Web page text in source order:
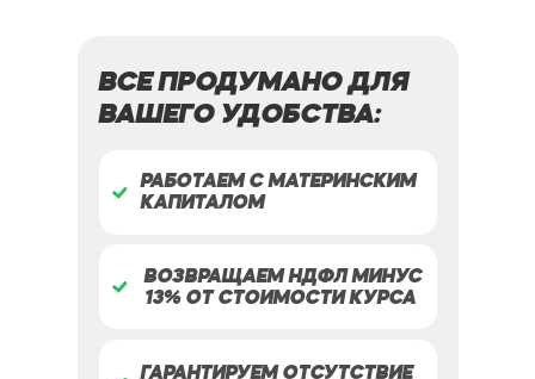
ВОЗВРАЩАЕМ НДФЛ МИНУС
13% ОТ СТОИМОСТИ КУРСА
ГАРАНТИРУЕМ ОТСУТСТВИЕ
РАБОТАЕМ С МАТЕРИНСКИМ
КАПИТАЛОМ
ВСЕ ПРОДУМАНО ДЛЯ
ВАШЕГО УДОБСТВА: